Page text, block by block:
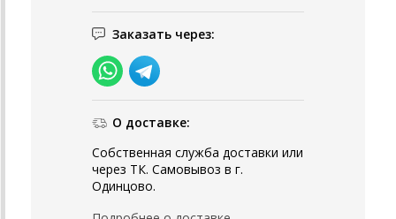
Заказать через:
О доставке:
Собственная служба доставки или
через ТК. Самовывоз в г.
Одинцово.